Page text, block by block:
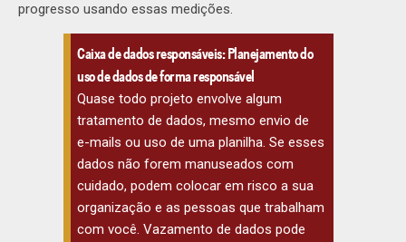
progresso usando essas medições.
Caixa de dados responsáveis: Planejamento do
uso de dados de forma responsável
Quase todo projeto envolve algum
tratamento de dados, mesmo envio de
e-mails ou uso de uma planilha. Se esses
dados não forem manuseados com
cuidado, podem colocar em risco a sua
organização e as pessoas que trabalham
com você. Vazamento de dados pode